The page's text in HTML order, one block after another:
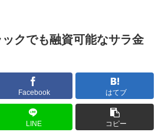
クでも融資可能なサラ金
Facebook はてブ
LINE コピー